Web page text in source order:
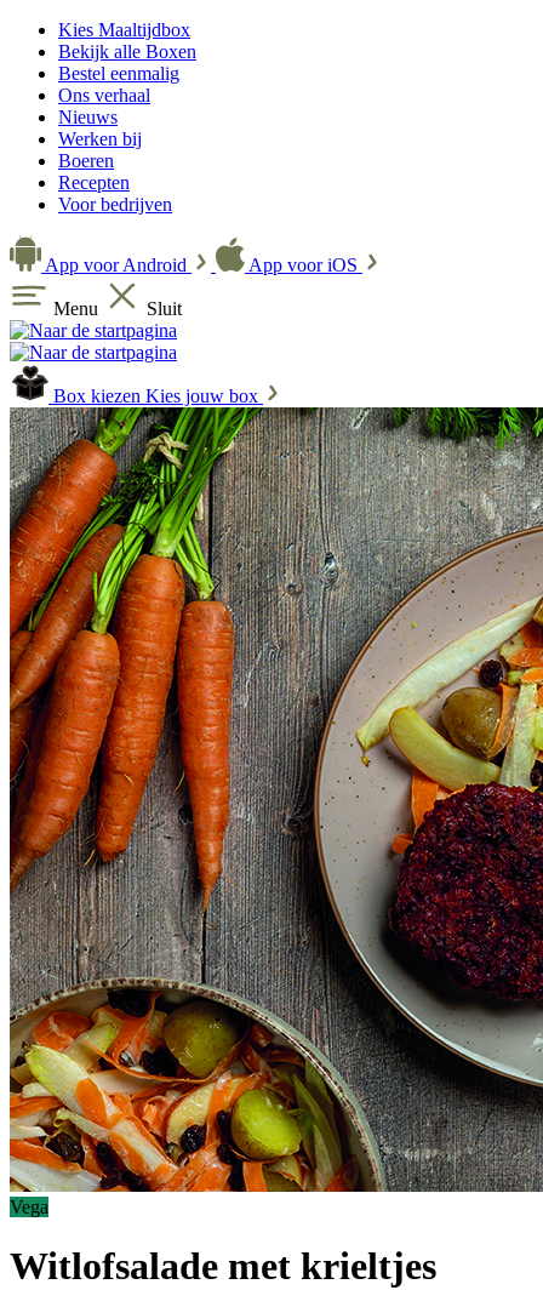
Kies Maaltijdbox
Bekijk alle Boxen
Bestel eenmalig
Ons verhaal
Nieuws
Werken bij
Boeren
Recepten
Voor bedrijven
App voor Android App voor iOS
Menu Sluit
Box kiezen Kies jouw box
Vega
Witlofsalade met krieltjes